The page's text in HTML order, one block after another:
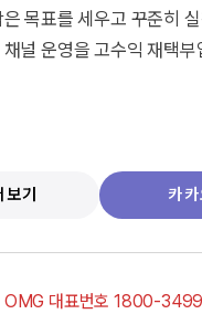
목표를 세우고 꾸준히
널 운영을 고수익 재택부
기 카카
OMG 대표번호 1800-3499